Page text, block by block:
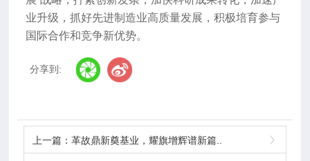
业升级，抓好先进制造业高质量发展，积极培育参与
国际合作和竞争新优势。
分享到:
上一篇：革故鼎新奠基业，耀旗增辉谱新篇..